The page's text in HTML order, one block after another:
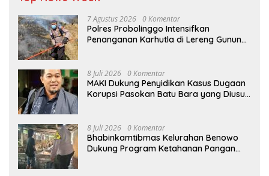
7 Agustus 2026 0 Komentar
Polres Probolinggo Intensifkan
Penanganan Karhutla di Lereng Gunung
8 Juli 2026 0 Komentar
MAKI Dukung Penyidikan Kasus Dugaan
Korupsi Pasokan Batu Bara yang Diusut
8 Juli 2026 0 Komentar
Bhabinkamtibmas Kelurahan Benowo
Dukung Program Ketahanan Pangan